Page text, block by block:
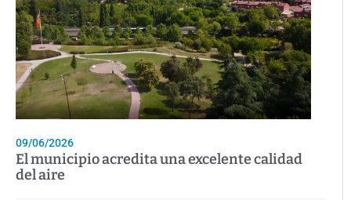
09/06/2026
El municipio acredita una excelente calidad
del aire